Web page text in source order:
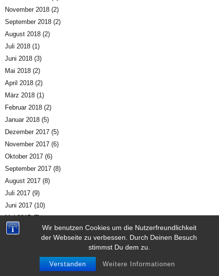
Wir benutzen Cookies um die Nutzerfreundlichkeit
der Webseite zu verbessen. Durch Deinen Besuch
stimmst Du dem zu.
Verstanden Weitere Informationen
November 2018 (2)
September 2018 (2)
August 2018 (2)
Juli 2018 (1)
Juni 2018 (3)
Mai 2018 (2)
April 2018 (2)
März 2018 (1)
Februar 2018 (2)
Januar 2018 (5)
Dezember 2017 (5)
November 2017 (6)
Oktober 2017 (6)
September 2017 (8)
August 2017 (8)
Juli 2017 (9)
Juni 2017 (10)
Mai 2017(7)
April 2017
(5)